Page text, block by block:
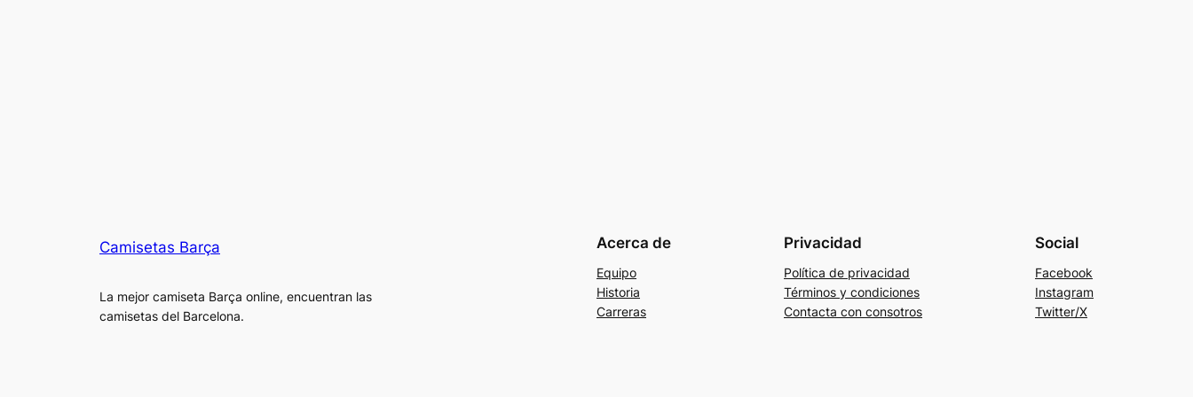
Camisetas Barça
La mejor camiseta Barça online, encuentran las
camisetas del Barcelona.
Acerca de
Equipo
Historia
Carreras
Privacidad
Política de privacidad
Términos y condiciones
Contacta con consotros
Social
Facebook
Instagram
Twitter/X